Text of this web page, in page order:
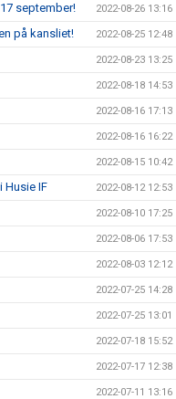
september! 2022-08-26 13:16
på kansliet! 2022-08-25 12:48
2022-08-23 13:25
2022-08-18 14:53
2022-08-16 17:13
2022-08-16 16:22
2022-08-15 10:42
Husie IF 2022-08-12 12:53
2022-08-10 17:25
2022-08-06 17:53
2022-08-03 12:12
2022-07-25 14:28
2022-07-25 13:01
2022-07-18 15:52
2022-07-17 12:38
2022-07-11 13:16